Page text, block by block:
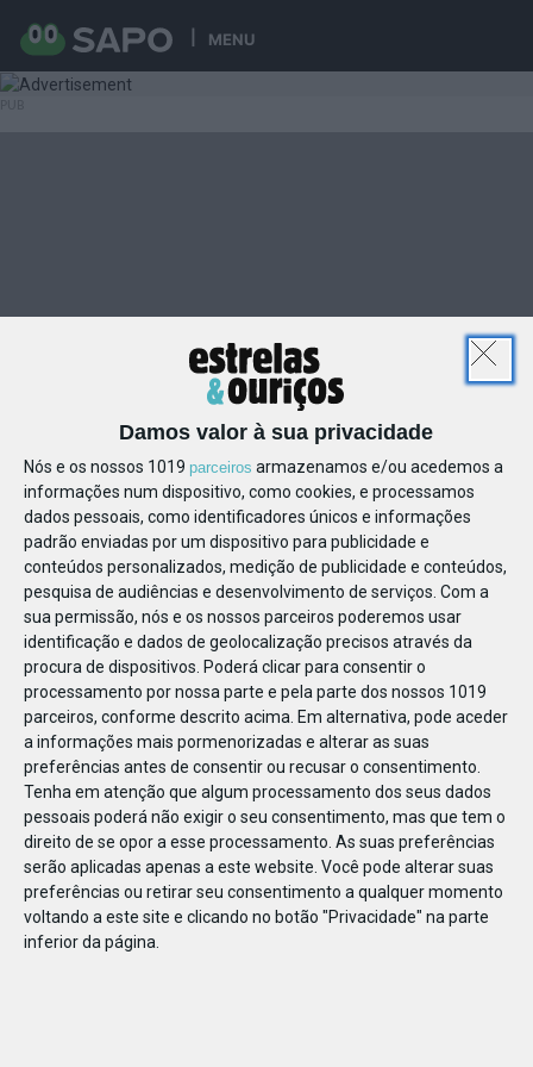
MENU
Damos valor à sua privacidade
Nós e os nossos 1019 parceiros armazenamos e/ou acedemos a
informações num dispositivo, como cookies, e processamos
dados pessoais, como identificadores únicos e informações
padrão enviadas por um dispositivo para publicidade e
conteúdos personalizados, medição de publicidade e conteúdos,
pesquisa de audiências e desenvolvimento de serviços. Com a
sua permissão, nós e os nossos parceiros poderemos usar
identificação e dados de geolocalização precisos através da
procura de dispositivos. Poderá clicar para consentir o
processamento por nossa parte e pela parte dos nossos 1019
parceiros, conforme descrito acima. Em alternativa, pode aceder
a informações mais pormenorizadas e alterar as suas
preferências antes de consentir ou recusar o consentimento.
Tenha em atenção que algum processamento dos seus dados
pessoais poderá não exigir o seu consentimento, mas que tem o
direito de se opor a esse processamento. As suas preferências
serão aplicadas apenas a este website. Você pode alterar suas
preferências ou retirar seu consentimento a qualquer momento
voltando a este site e clicando no botão "Privacidade" na parte
inferior da página.
500331207446230